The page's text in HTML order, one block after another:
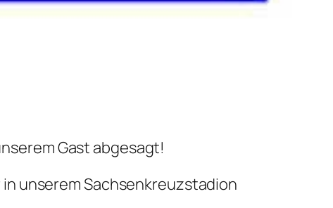
Gast abgesagt!
unserem Sachsenkreuzstadion